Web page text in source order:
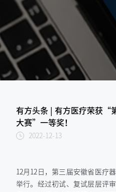
有方头条 | 有方医疗荣获“
大赛”一等奖！
2022-12-13
12月12日，第三届安徽省医疗
举行。经过初试、复试层层评